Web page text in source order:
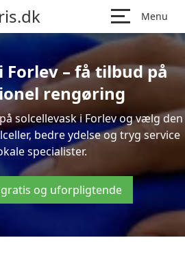
Menu
Forlev – få tilbud på
rengøring
solcellevask i Forlev og vælg den
bedre ydelse og tryg service
specialister.
gratis og uforpligtende